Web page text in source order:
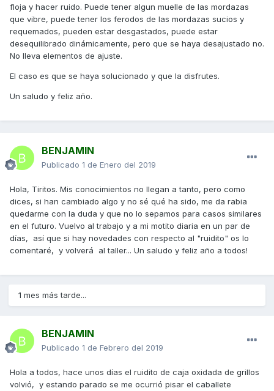
floja y hacer ruido. Puede tener algun muelle de las mordazas
que vibre, puede tener los ferodos de las mordazas sucios y
requemados, pueden estar desgastados, puede estar
desequilibrado dinámicamente, pero que se haya desajustado no.
No lleva elementos de ajuste.
El caso es que se haya solucionado y que la disfrutes.
Un saludo y feliz año.
BENJAMIN
Publicado 1 de Enero del 2019
Hola, Tiritos. Mis conocimientos no llegan a tanto, pero como
dices, si han cambiado algo y no sé qué ha sido, me da rabia
quedarme con la duda y que no lo sepamos para casos similares
en el futuro. Vuelvo al trabajo y a mi motito diaria en un par de
días, así que si hay novedades con respecto al "ruidito" os lo
comentaré, y volverá al taller... Un saludo y feliz año a todos!
1 mes más tarde...
BENJAMIN
Publicado 1 de Febrero del 2019
Hola a todos, hace unos días el ruidito de caja oxidada de grillos
volvió, y estando parado se me ocurrió pisar el caballete